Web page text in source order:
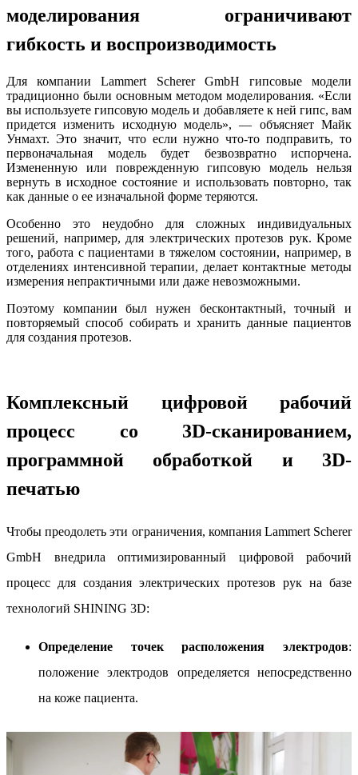
моделирования ограничивают
гибкость и воспроизводимость
Для компании Lammert Scherer GmbH гипсовые модели
традиционно были основным методом моделирования. «Если
вы используете гипсовую модель и добавляете к ней гипс, вам
придется изменить исходную модель», — объясняет Майк
Унмахт. Это значит, что если нужно что-то подправить, то
первоначальная модель будет безвозвратно испорчена.
Измененную или поврежденную гипсовую модель нельзя
вернуть в исходное состояние и использовать повторно, так
как данные о ее изначальной форме теряются.
Особенно это неудобно для сложных индивидуальных
решений, например, для электрических протезов рук. Кроме
того, работа с пациентами в тяжелом состоянии, например, в
отделениях интенсивной терапии, делает контактные методы
измерения непрактичными или даже невозможными.
Поэтому компании был нужен бесконтактный, точный и
повторяемый способ собирать и хранить данные пациентов
для создания протезов.
Комплексный цифровой рабочий
процесс со 3D-сканированием,
программной обработкой и 3D-
печатью
Чтобы преодолеть эти ограничения, компания Lammert Scherer
GmbH внедрила оптимизированный цифровой рабочий
процесс для создания электрических протезов рук на базе
технологий SHINING 3D:
Определение точек расположения электродов:
положение электродов определяется непосредственно
на коже пациента.